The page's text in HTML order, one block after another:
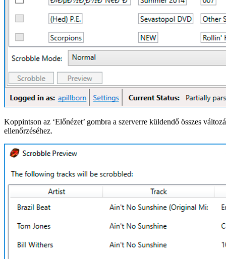
Koppintson az ‘Előnézet’ gombra a szerverre küldendő összes
ellenőrzéséhez.